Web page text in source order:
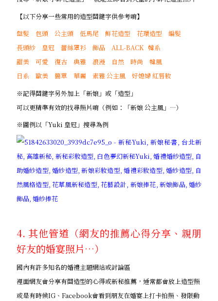
【以下分享一些常用的造型關鍵字供參考唷】
盤髮 包頭 公主頭 低馬尾 鮮花造型 花環造型 編髮
長頭紗 皇冠 蕾絲罩衫 飾品 ALL-BACK 韓系
甜美 可愛 復古 典雅 浪漫 自然 時尚 韓風
日系 歐美 簡單 華麗 素雅 公主風 好媳婦 紅唇妝
※記得關鍵字另外加上「新娘」或「造型」
可以更精準有效的找尋照片唷（例如：「新娘 公主風」…）
※圖例以「Yuki 皇冠」搜尋為例
4. 其他管道（網友的推薦心得分享、親朋
好友的婚宴照片…）
國內有許多知名的婚禮主題網站或討論區
裡面網友會分享有關造型的心得或新秘推薦，通常都會放上造型照
或是有時候IG、Facebook會看到朋友在婚宴上打卡拍照、發限動